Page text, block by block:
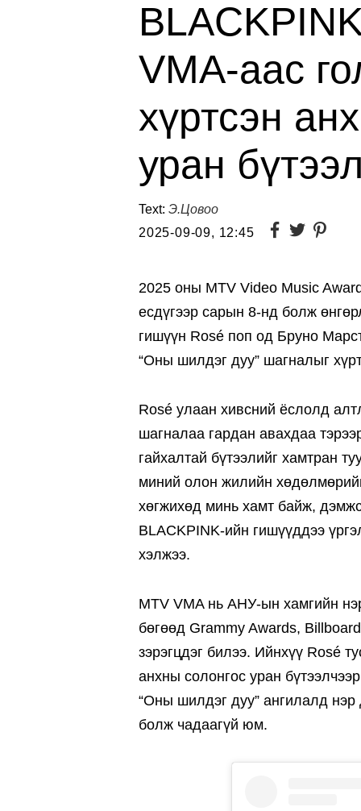
VMA-аас
хүртсэн
уран
Text: Э.Цовоо
2025-09-09, 12:45
2025 оны MTV Video Music
есдүгээр сарын 8-нд болж
гишүүн Rosé поп од Бруно
“Оны шилдэг дуу” шагналыг
Rosé улаан хивсний ёслолд
шагналаа гардан авахдаа
гайхалтай бүтээлийг хамтран
миний олон жилийн
хөгжихөд минь хамт байж,
BLACKPINK-ийн гишүүддээ
хэлжээ.
MTV VMA нь АНУ-ын хамгийн
бөгөөд Grammy Awards,
зэрэгцдэг билээ. Ийнхүү Rosé
анхны солонгос уран
“Оны шилдэг дуу” ангилалд
болж чадаагүй юм.